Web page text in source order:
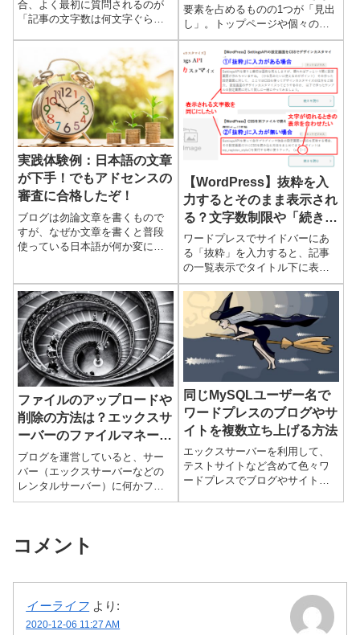
合、よく最初に質問されるのが
「記事の文字数は何文字ぐらい
といった決まりや目安もなく、
つまり文字数に対してゴールが
決ま...
要素を占めるものの1つが「見出
し」。トップページや個々の記
事、またサイドバーなど、ブロ
グのいたるところで使われるも
のですね。見出しはテーマごと
にいろいろとデザインがされて
実践体験例：日本語の文章
が下手！でもアドセンスの
審査に合格したぞ！
ブログは勿論文章を書くもので
すが、なぜか文章を書くと普段
使っている日本語が何か変にな
今回はそんなＳさんの実践体験
の事例ですが、アドセンスの審
査合...
【WordPress】抜粋を入
力するとそのまま表示され
る？文字数制限や「続きを
読む」を付ける方法
ワードプレスでサイドバーにあ
る「抜粋」を入力すると、記事
の一覧表示でタイトル下に表示
される抜粋の文字数が制限なく
そのまま表示されたり、文字が
切れるときの記号というか「続
きを読む」表現が付かない、な
んて...
ファイルのアップロードや
削除の方法は？エックスサ
ーバーのファイルマネージ
ャーの使い方解説
ブログを運営していると、サー
バー（エックスサーバーなどの
レンタルサーバー）に何かファ
イルをアップロードしたい！と
グルのサーチコンソール」にサ
イト...
同じMySQLユーザー名で
ワードプレスのブログやサ
イトを複数立ち上げる方法
エックスサーバーを利用して、
テストサイトなど含めて色々ワ
ードプレスでブログやサイトを
コメント
イーライフ より:
2020-12-06 11:27 AM